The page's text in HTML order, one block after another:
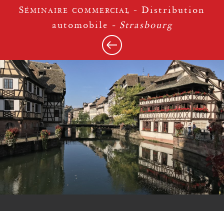
Séminaire commercial - Distribution
automobile - Strasbourg